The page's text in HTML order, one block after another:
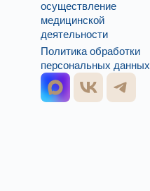
осуществление
медицинской
деятельности
Политика обработки
персональных данных